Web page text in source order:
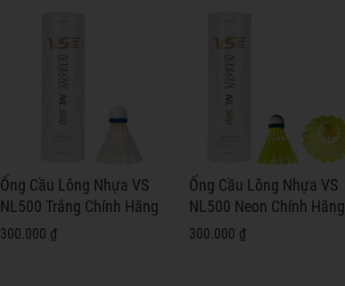
Ống Cầu Lông Nhựa VS
NL500 Trắng Chính Hãng
300.000 ₫
Ống Cầu Lông Nhựa VS
NL500 Neon Chính Hãng
300.000 ₫